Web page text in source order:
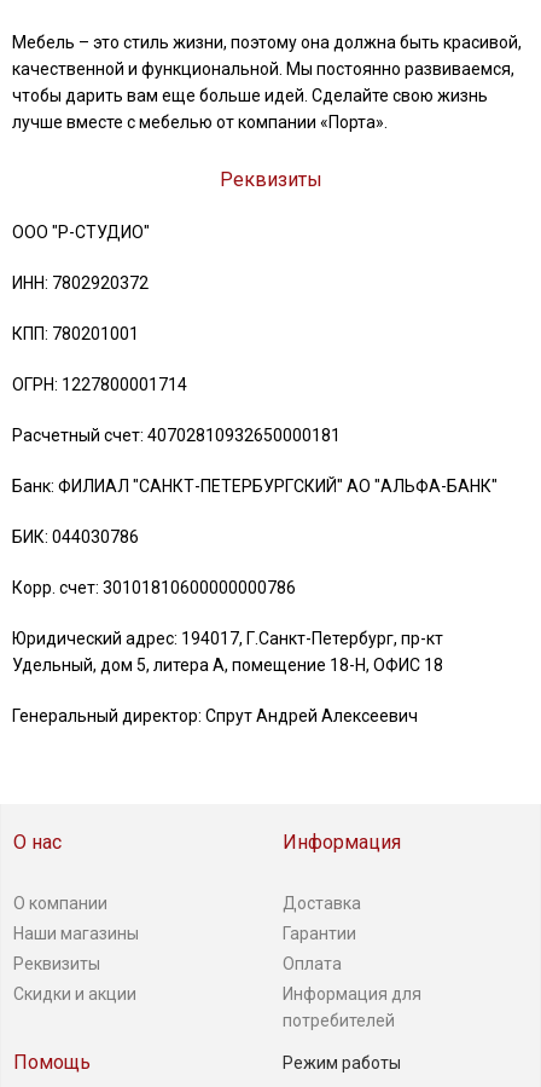
Мебель – это стиль жизни, поэтому она должна быть красивой,
качественной и функциональной. Мы постоянно развиваемся,
чтобы дарить вам еще больше идей. Сделайте свою жизнь
лучше вместе с мебелью от компании «Порта».
Реквизиты
ООО "Р-СТУДИО"
ИНН: 7802920372
КПП: 780201001
ОГРН: 1227800001714
Расчетный счет: 40702810932650000181
Банк: ФИЛИАЛ "САНКТ-ПЕТЕРБУРГСКИЙ" АО "АЛЬФА-БАНК"
БИК: 044030786
Корр. счет: 30101810600000000786
Юридический адрес: 194017, Г.Санкт-Петербург, пр-кт
Удельный, дом 5, литера А, помещение 18-Н, ОФИС 18
Генеральный директор: Спрут Андрей Алексеевич
О нас
О компании
Наши магазины
Реквизиты
Скидки и акции
Информация
Доставка
Гарантии
Оплата
Информация для
потребителей
Помощь Режим работы